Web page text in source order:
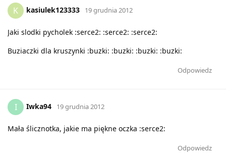
K kasiulek123333 19 grudnia 2012
Jaki slodki pycholek :serce2: :serce2: :serce2:
Buziaczki dla kruszynki :buzki: :buzki: :buzki: :buzki:
Odpowiedz
I Iwka94 19 grudnia 2012
Mała ślicznotka, jakie ma piękne oczka :serce2:
Odpowiedz